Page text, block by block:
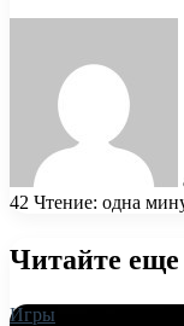
42 Чтение: одна
Читайте еще
Игры